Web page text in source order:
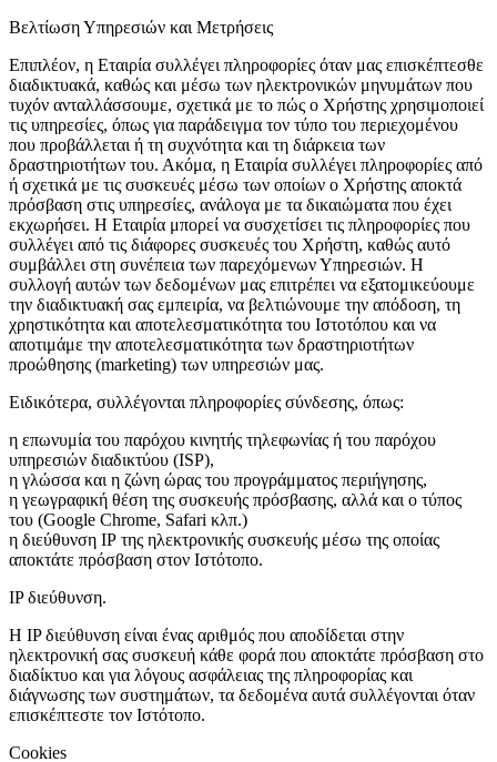
Βελτίωση Υπηρεσιών και Μετρήσεις
Επιπλέον, η Εταιρία συλλέγει πληροφορίες όταν μας επισκέπτεσθε
διαδικτυακά, καθώς και μέσω των ηλεκτρονικών μηνυμάτων που
τυχόν ανταλλάσσουμε, σχετικά με το πώς ο Χρήστης χρησιμοποιεί
τις υπηρεσίες, όπως για παράδειγμα τον τύπο του περιεχομένου
που προβάλλεται ή τη συχνότητα και τη διάρκεια των
δραστηριοτήτων του. Ακόμα, η Εταιρία συλλέγει πληροφορίες από
ή σχετικά με τις συσκευές μέσω των οποίων ο Χρήστης αποκτά
πρόσβαση στις υπηρεσίες, ανάλογα με τα δικαιώματα που έχει
εκχωρήσει. Η Εταιρία μπορεί να συσχετίσει τις πληροφορίες που
συλλέγει από τις διάφορες συσκευές του Χρήστη, καθώς αυτό
συμβάλλει στη συνέπεια των παρεχόμενων Υπηρεσιών. Η
συλλογή αυτών των δεδομένων μας επιτρέπει να εξατομικεύουμε
την διαδικτυακή σας εμπειρία, να βελτιώνουμε την απόδοση, τη
χρηστικότητα και αποτελεσματικότητα του Ιστοτόπου και να
αποτιμάμε την αποτελεσματικότητα των δραστηριοτήτων
προώθησης (marketing) των υπηρεσιών μας.
Ειδικότερα, συλλέγονται πληροφορίες σύνδεσης, όπως:
η επωνυμία του παρόχου κινητής τηλεφωνίας ή του παρόχου
υπηρεσιών διαδικτύου (ISP),
η γλώσσα και η ζώνη ώρας του προγράμματος περιήγησης,
η γεωγραφική θέση της συσκευής πρόσβασης, αλλά και ο τύπος
του (Google Chrome, Safari κλπ.)
η διεύθυνση ΙΡ της ηλεκτρονικής συσκευής μέσω της οποίας
αποκτάτε πρόσβαση στον Ιστότοπο.
IP διεύθυνση.
Η IP διεύθυνση είναι ένας αριθμός που αποδίδεται στην
ηλεκτρονική σας συσκευή κάθε φορά που αποκτάτε πρόσβαση στο
διαδίκτυο και για λόγους ασφάλειας της πληροφορίας και
διάγνωσης των συστημάτων, τα δεδομένα αυτά συλλέγονται όταν
επισκέπτεστε τον Iστότοπο.
Cookies